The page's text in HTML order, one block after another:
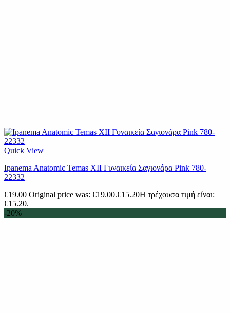
Quick View
Ipanema Anatomic Temas XII Γυναικεία Σαγιονάρα Pink 780-
22332
€19.00 Original price was: €19.00.€15.20Η τρέχουσα τιμή είναι:
€15.20.
-20%